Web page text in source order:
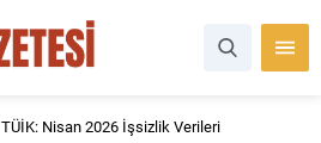
TÜİK: Nisan 2026 İşsizlik Verileri